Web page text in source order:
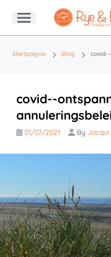
Startpagina Blog
covid--
01/07/2021 By Jacqui